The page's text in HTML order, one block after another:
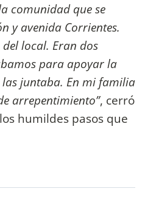
comunidad que se
y avenida Corrientes.
local. Eran dos
para apoyar la
juntaba. En mi familia
arrepentimiento”, cerró
humildes pasos que